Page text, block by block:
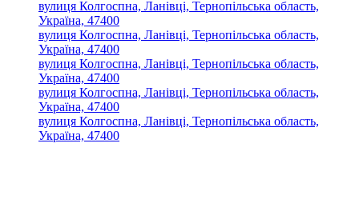
вулиця Колгоспна, Ланівці, Тернопільська область,
Україна, 47400
вулиця Колгоспна, Ланівці, Тернопільська область,
Україна, 47400
вулиця Колгоспна, Ланівці, Тернопільська область,
Україна, 47400
вулиця Колгоспна, Ланівці, Тернопільська область,
Україна, 47400
вулиця Колгоспна, Ланівці, Тернопільська область,
Україна, 47400